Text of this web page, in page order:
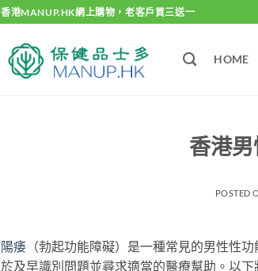
香港MANUP.HK網上購物，老客戶買三送一
HOME
香港
POSTED
陽痿 （勃起功能障礙）是一種常見的男性性
於及早識別問題並尋求適當的醫療幫助。以下